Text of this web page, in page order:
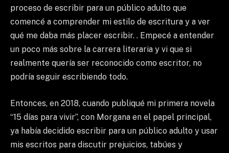
proceso de escribir para un público adulto que
comencé a comprender mi estilo de escritura y a ver
qué me daba más placer escribir. . Empecé a entender
un poco más sobre la carrera literaria y vi que si
realmente quería ser reconocido como escritor, no
podría seguir escribiendo todo.
Entonces, en 2018, cuando publiqué mi primera novela
“15 días para vivir”, con Morgana en el papel principal,
ya había decidido escribir para un público adulto y usar
mis escritos para discutir prejuicios, tabúes y